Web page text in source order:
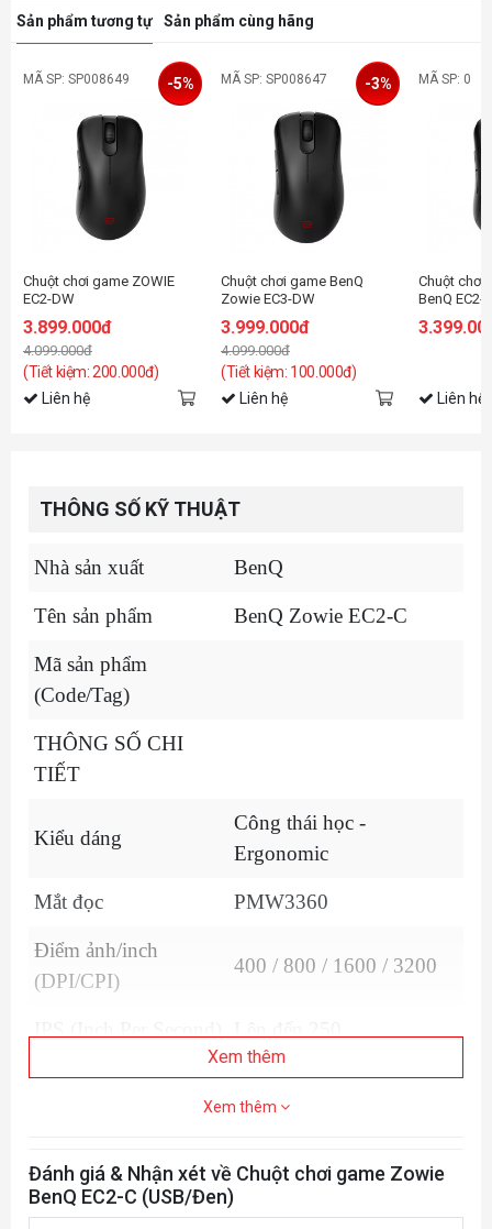
Sản phẩm tương tự Sản phẩm cùng hãng
MÃ SP: SP008649
Chuột chơi game ZOWIE
EC2-DW
3.899.000đ
4.099.000đ
(Tiết kiệm: 200.000đ)
-5%
Liên hệ
MÃ SP: SP008647
Chuột chơi game BenQ
Zowie EC3-DW
3.999.000đ
4.099.000đ
(Tiết kiệm: 100.000đ)
-3%
Liên hệ
MÃ SP: 0
Chuột chơi
BenQ EC2-
Liên hệ
THÔNG SỐ KỸ THUẬT
Nhà sản xuất BenQ
Tên sản phẩm BenQ Zowie EC2-C
Mã sản phẩm
(Code/Tag)
THÔNG SỐ CHI
TIẾT
Kiểu dáng
Công thái học -
Ergonomic
Mắt đọc PMW3360
Điểm ảnh/inch
(DPI/CPI)
400 / 800 / 1600 / 3200
Gia tốc (Acceleration)
Chất liệu vỏ
Xem thêm
Xem thêm
Đánh giá & Nhận xét về Chuột chơi game Zowie
BenQ EC2-C (USB/Đen)